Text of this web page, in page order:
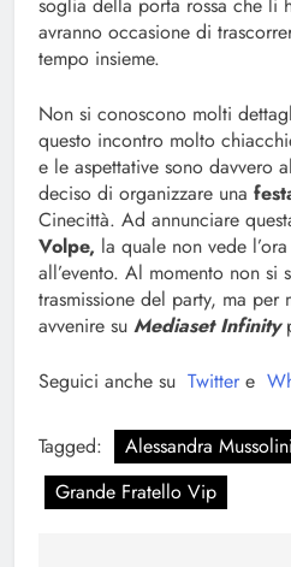
avranno occasione di
tempo insieme.
Non si conoscono molti
questo incontro molto
e le aspettative sono davvero
deciso di organizzare una
Cinecittà. Ad annunciare
Volpe, la quale non vede
all’evento. Al momento non si
trasmissione del party, ma
avvenire su Mediaset Infinity
Seguici anche su Twitter e
Tagged: Alessandra Mussolini
Grande Fratello Vip